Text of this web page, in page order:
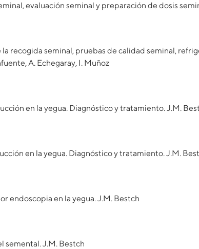
evaluación seminal y preparación de dosis
recogida seminal, pruebas de calidad seminal,
A. Echegaray, I. Muñoz
en la yegua. Diagnóstico y tratamiento. J.M.
en la yegua. Diagnóstico y tratamiento. J.M.
endoscopia en la yegua. J.M. Bestch
semental. J.M. Bestch